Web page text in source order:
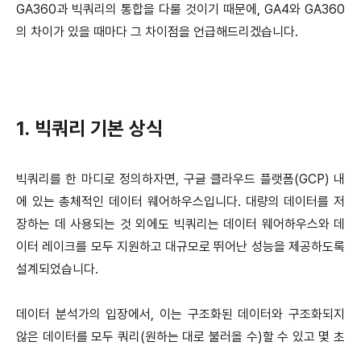
GA360과 빅쿼리의 통합을 다룰 것이기 때문에, GA4와 GA360
의 차이가 있을 때마다 그 차이점을 언급해드리겠습니다.
1. 빅쿼리 기본 상식
빅쿼리를 한 마디로 정의하자면, 구글 클라우드 플랫폼(GCP) 내
에 있는 총체적인 데이터 웨어하우스입니다. 대량의 데이터를 저
장하는 데 사용되는 것 외에도 빅쿼리는 데이터 웨어하우스와 데
이터 레이크를 모두 지원하고 대규모로 뛰어난 성능을 제공하도록
설계되었습니다.
데이터 분석가의 입장에서, 이는 구조화된 데이터와 구조화되지
않은 데이터를 모두 쿼리(원하는 대로 불러올 수)할 수 있고 몇 초